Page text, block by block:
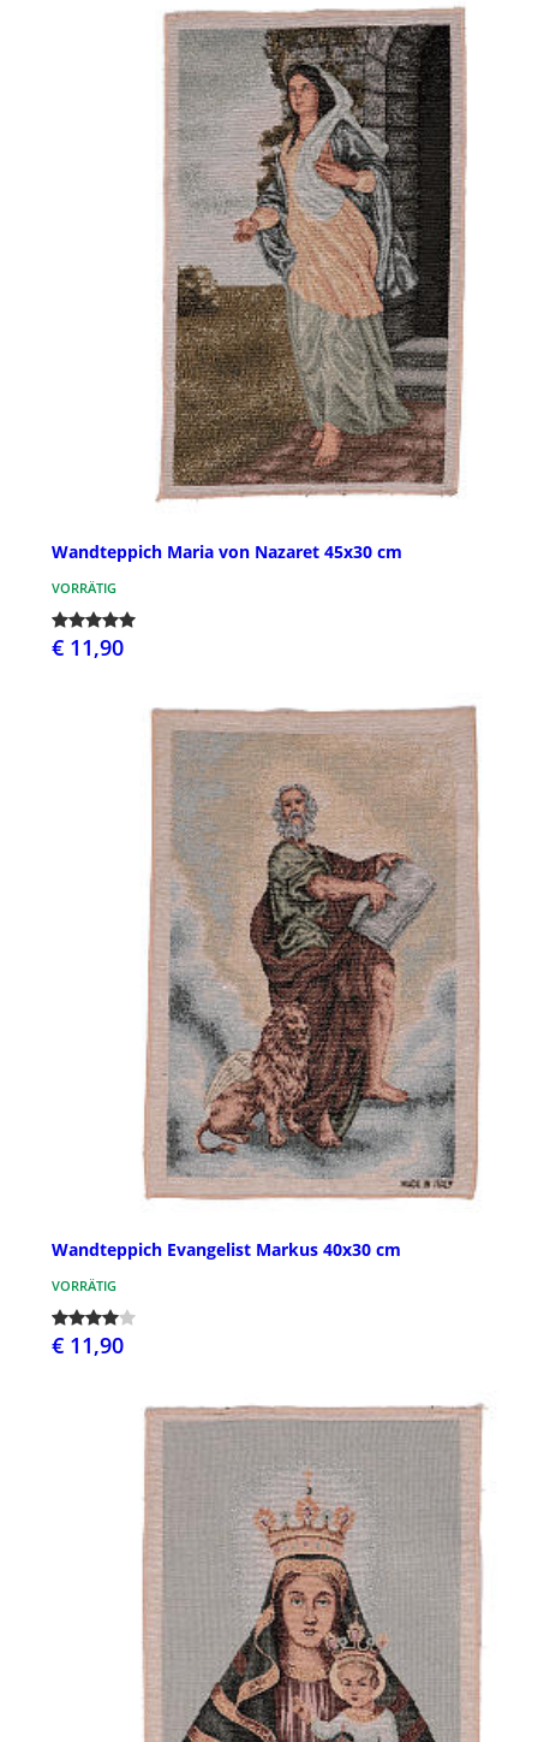
Wandteppich Maria von Nazaret 45x30 cm
VORRÄTIG
€ 11,90
Wandteppich Evangelist Markus 40x30 cm
VORRÄTIG
€ 11,90